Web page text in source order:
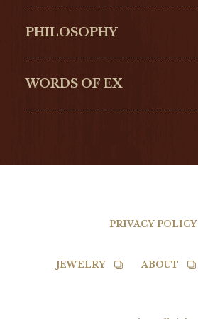
NORQAIN
TISSOT
PHILOSOPHY
WORDS OF EX
PRIVACY POLICY
JEWELRY ABOUT